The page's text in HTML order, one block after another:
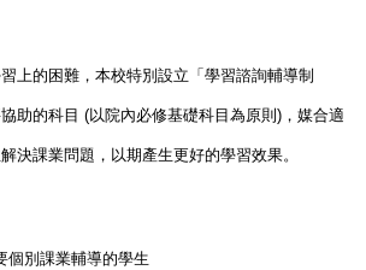
上的困難，本校特別設立 「 學習諮詢輔導制
助的科目 (以院內必修基礎科目為原則 ) ，媒合適
決課業問題， 以期產生更好的學習效果。
個別課業輔導的學生